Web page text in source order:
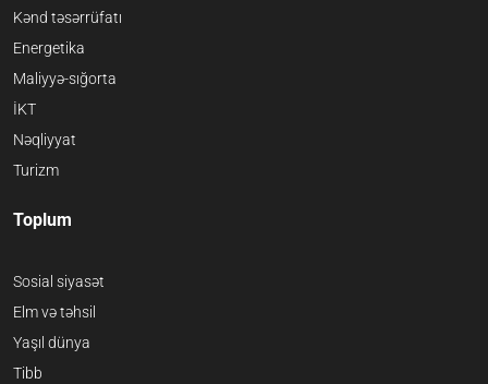
Kənd təsərrüfatı
Energetika
Maliyyə-sığorta
İKT
Nəqliyyat
Turizm
Toplum
Sosial siyasət
Elm və təhsil
Yaşıl dünya
Tibb